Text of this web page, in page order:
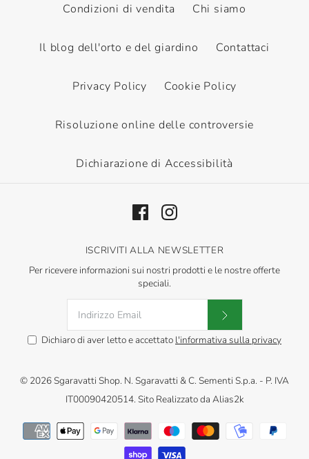
Condizioni di vendita Chi siamo
Il blog dell'orto e del giardino Contattaci
Privacy Policy Cookie Policy
Risoluzione online delle controversie
Dichiarazione di Accessibilità
ISCRIVITI ALLA NEWSLETTER
Per ricevere informazioni sui nostri prodotti e le nostre offerte
speciali.
Dichiaro di aver letto e accettato l'informativa sulla privacy
© 2026Sgaravatti Shop. N. Sgaravatti & C. Sementi S.p.a. - P. IVA
IT00090420514. Sito Realizzato da Alias2k